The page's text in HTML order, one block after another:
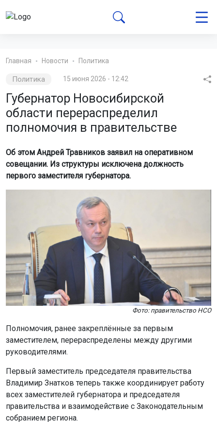
Главная Новости Политика
Политика 15 июня 2026 - 12:42
Губернатор Новосибирской
области перераспределил
полномочия в правительстве
Об этом Андрей Травников заявил на оперативном
совещании. Из структуры исключена должность
первого заместителя губернатора.
Фото: правительство НСО
Полномочия, ранее закреплённые за первым
заместителем, перераспределены между другими
руководителями.
Первый заместитель председателя правительства
Владимир Знатков теперь также координирует работу
всех заместителей губернатора и председателя
правительства и взаимодействие с Законодательным
собранием региона.